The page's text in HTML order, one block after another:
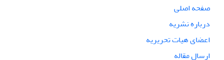
صفحه اصلی
درباره نشریه
اعضای هیات تحریریه
ارسال مقاله